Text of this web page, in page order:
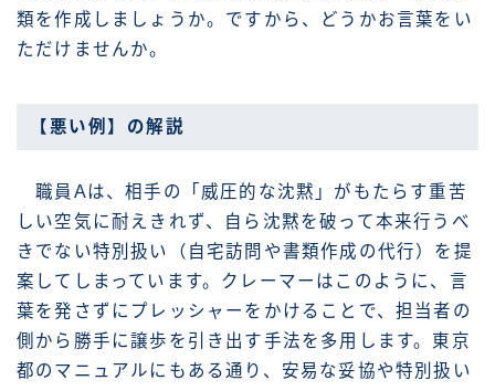
類を作成しましょうか。ですから、どうかお言葉をい
ただけませんか。
【悪い例】の解説
職員Aは、相手の「威圧的な沈黙」がもたらす重苦
しい空気に耐えきれず、自ら沈黙を破って本来行うべ
きでない特別扱い（自宅訪問や書類作成の代行）を提
案してしまっています。クレーマーはこのように、言
葉を発さずにプレッシャーをかけることで、担当者の
側から勝手に譲歩を引き出す手法を多用します。東京
都のマニュアルにもある通り、安易な妥協や特別扱い